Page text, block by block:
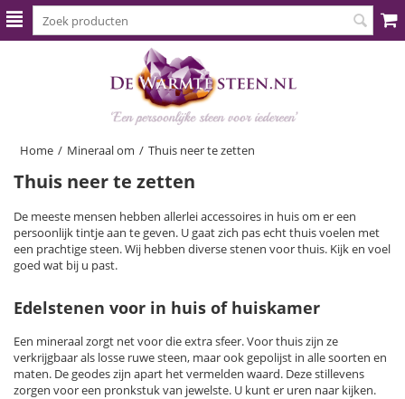
Home / Mineraal om / Thuis neer te zetten
Thuis neer te zetten
De meeste mensen hebben allerlei accessoires in huis om er een
persoonlijk tintje aan te geven. U gaat zich pas echt thuis voelen met
een prachtige steen. Wij hebben diverse stenen voor thuis. Kijk en voel
goed wat bij u past.
Edelstenen voor in huis of huiskamer
Een mineraal zorgt net voor die extra sfeer. Voor thuis zijn ze
verkrijgbaar als losse ruwe steen, maar ook gepolijst in alle soorten en
maten. De geodes zijn apart het vermelden waard. Deze stillevens
zorgen voor een pronkstuk van jewelste. U kunt er uren naar kijken.